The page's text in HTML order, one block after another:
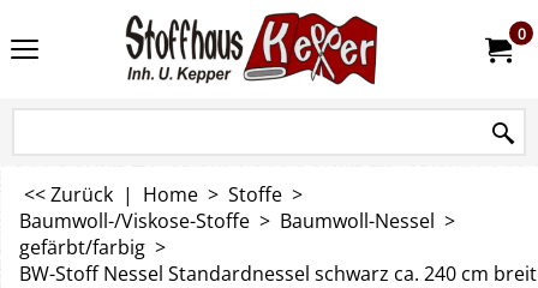
0
<< Zurück | Home > Stoffe >
Baumwoll-/Viskose-Stoffe > Baumwoll-Nessel >
gefärbt/farbig >
BW-Stoff Nessel Standardnessel schwarz ca. 240 cm breit